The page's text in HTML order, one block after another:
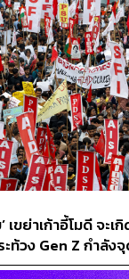
เขย่าเก้าอี้โมดี จะเ
ท้วง Gen Z กำลัง